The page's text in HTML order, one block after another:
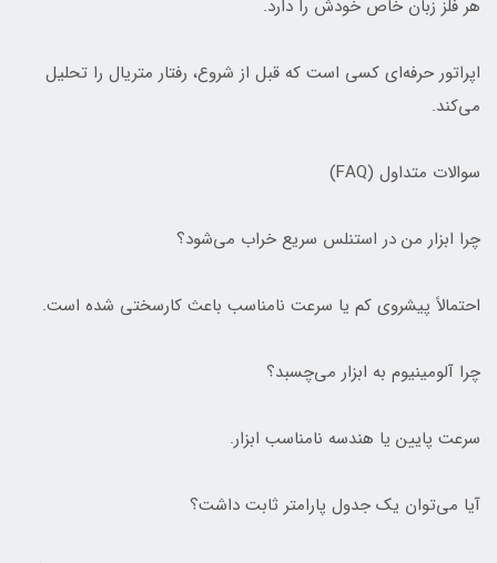
هر فلز زبان خاص خودش را دارد.
اپراتور حرفه‌ای کسی است که قبل از شروع، رفتار متریال را تحلیل
می‌کند.
سوالات متداول (FAQ)
چرا ابزار من در استنلس سریع خراب می‌شود؟
احتمالاً پیشروی کم یا سرعت نامناسب باعث کارسختی شده است.
چرا آلومینیوم به ابزار می‌چسبد؟
سرعت پایین یا هندسه نامناسب ابزار.
آیا می‌توان یک جدول پارامتر ثابت داشت؟